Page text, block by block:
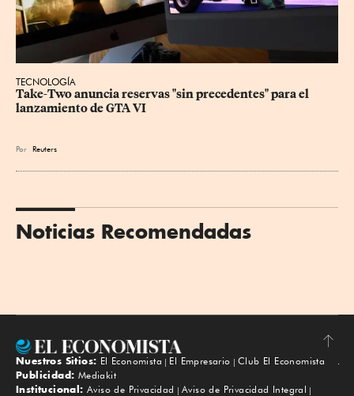
TECNOLOGÍA
Take-Two anuncia reservas "sin precedentes" para el
lanzamiento de GTA VI
Por Reuters
Noticias Recomendadas
Subir
Nuestros Sitios: El Economista El Empresario
Club El Economista
Publicidad: Mediakit
Institucional: Aviso de Privacidad
Aviso de Privacidad Integral